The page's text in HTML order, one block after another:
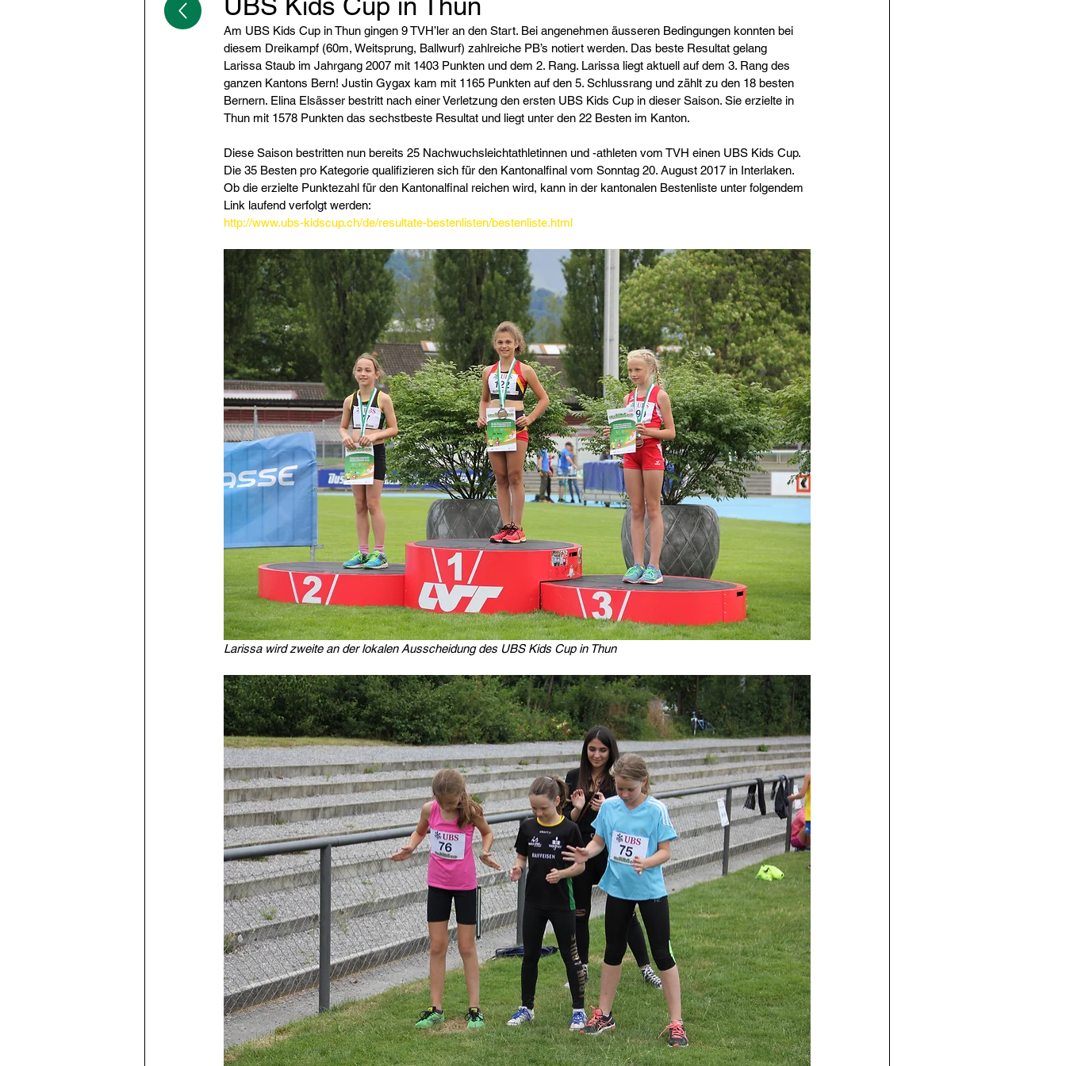
Am UBS Kids Cup in Thun gingen 9 TVH’ler an den Start. Bei angenehmen äusseren Bedingungen konnten bei
diesem Dreikampf (60m, Weitsprung, Ballwurf) zahlreiche PB’s notiert werden. Das beste Resultat gelang
Larissa Staub im Jahrgang 2007 mit 1403 Punkten und dem 2. Rang. Larissa liegt aktuell auf dem 3. Rang des
ganzen Kantons Bern! Justin Gygax kam mit 1165 Punkten auf den 5. Schlussrang und zählt zu den 18 besten
Bernern. Elina Elsässer bestritt nach einer Verletzung den ersten UBS Kids Cup in dieser Saison. Sie erzielte in
Thun mit 1578 Punkten das sechstbeste Resultat und liegt unter den 22 Besten im Kanton.
Diese Saison bestritten nun bereits 25 Nachwuchsleichtathletinnen und -athleten vom TVH einen UBS Kids Cup.
Die 35 Besten pro Kategorie qualifizieren sich für den Kantonalfinal vom Sonntag 20. August 2017 in Interlaken.
Ob die erzielte Punktezahl für den Kantonalfinal reichen wird, kann in der kantonalen Bestenliste unter folgendem
Link laufend verfolgt werden:
http://www.ubs-kidscup.ch/de/resultate-bestenlisten/bestenliste.html
Larissa wird zweite an der lokalen Ausscheidung des UBS Kids Cup in Thun